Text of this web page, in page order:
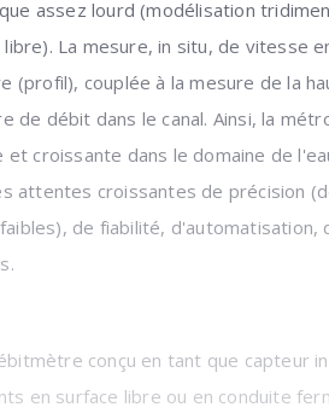
assez lourd (modélisation
La mesure, in situ, de vitesse
(profil), couplée à la mesure de la
de débit dans le canal. Ainsi, la
et croissante dans le domaine de
attentes croissantes de précision
de fiabilité, d'automatisation,
conçu en tant que capteur
en surface libre ou en conduite